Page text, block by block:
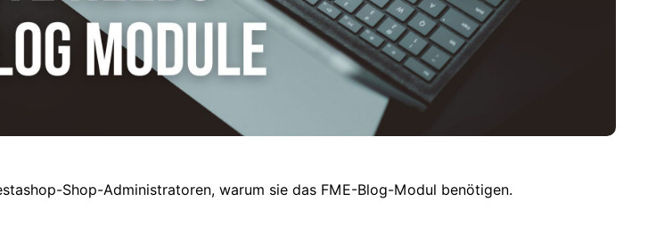
Shop-Administratoren, warum sie das FME-Blog-Modul benötigen.